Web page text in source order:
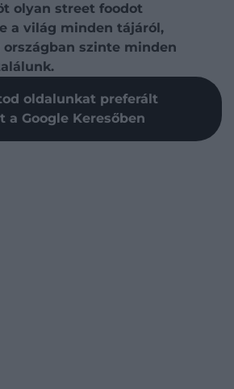
olyan street foodot
a világ minden tájáról,
szinte minden
oldalunkat preferált
a Google Keresőben